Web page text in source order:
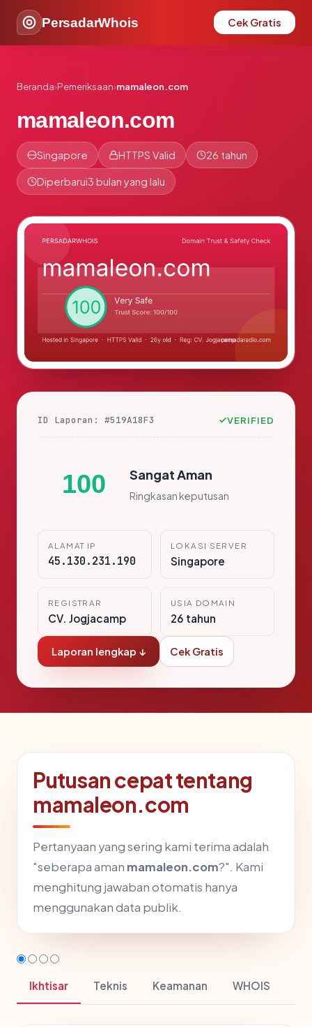
PersadarWhois Cek Gratis
Beranda›Pemeriksaan›mamaleon.com
mamaleon.com
Singapore HTTPS Valid 26 tahun
Diperbarui3 bulan yang lalu
ID Laporan: #519A18F3 VERIFIED
100 Sangat Aman
Ringkasan keputusan
ALAMAT IP
45.130.231.190
LOKASI SERVER
Singapore
REGISTRAR
CV. Jogjacamp
USIA DOMAIN
26 tahun
Laporan lengkap ↓ Cek Gratis
Putusan cepat tentang
mamaleon.com
Pertanyaan yang sering kami terima adalah
"seberapa aman mamaleon.com?". Kami
menghitung jawaban otomatis hanya
menggunakan data publik.
Ikhtisar Teknis Keamanan WHOIS